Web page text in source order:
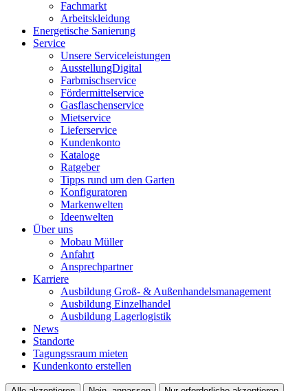
Fachmarkt
Arbeitskleidung
Energetische Sanierung
Service
Unsere Serviceleistungen
AusstellungDigital
Farbmischservice
Fördermittelservice
Gasflaschenservice
Mietservice
Lieferservice
Kundenkonto
Kataloge
Ratgeber
Tipps rund um den Garten
Konfiguratoren
Markenwelten
Ideenwelten
Über uns
Mobau Müller
Anfahrt
Ansprechpartner
Karriere
Ausbildung Groß- & Außenhandelsmanagement
Ausbildung Einzelhandel
Ausbildung Lagerlogistik
News
Standorte
Tagungssraum mieten
Kundenkonto erstellen